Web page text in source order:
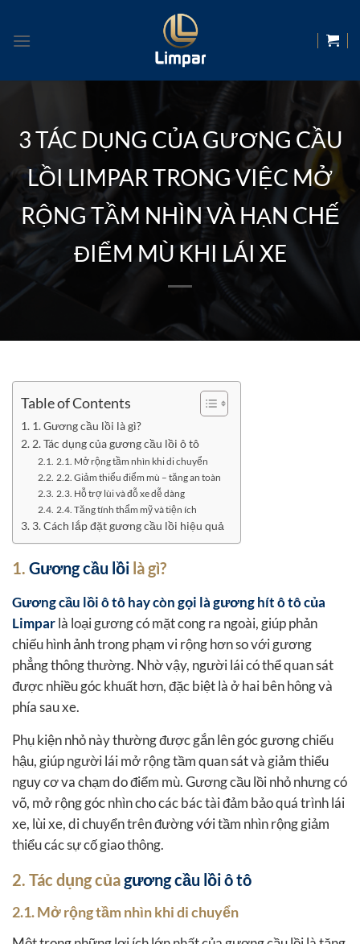
content
3 TÁC DỤNG CỦA GƯƠNG CẦU
LỒI LIMPAR TRONG VIỆC MỞ
RỘNG TẦM NHÌN VÀ HẠN CHẾ
ĐIỂM MÙ KHI LÁI XE
Table of Contents
1. Gương cầu lồi là gì?
2. Tác dụng của gương cầu lồi ô tô
2.1. Mở rộng tầm nhìn khi di chuyển
2.2. Giảm thiểu điểm mù – tăng an toàn
2.3. Hỗ trợ lùi và đỗ xe dễ dàng
2.4. Tăng tính thẩm mỹ và tiện ích
3. Cách lắp đặt gương cầu lồi hiệu quả
1. Gương cầu lồi là gì?
Gương cầu lồi ô tô hay còn gọi là gương hít ô tô của
Limpar là loại gương có mặt cong ra ngoài, giúp phản
chiếu hình ảnh trong phạm vi rộng hơn so với gương
phẳng thông thường. Nhờ vậy, người lái có thể quan sát
được nhiều góc khuất hơn, đặc biệt là ở hai bên hông và
phía sau xe.
Phụ kiện nhỏ này thường được gắn lên góc gương chiếu
hậu, giúp người lái mở rộng tầm quan sát và giảm thiểu
nguy cơ va chạm do điểm mù. Gương cầu lồi nhỏ nhưng có
võ, mở rộng góc nhìn cho các bác tài đảm bảo quá trình lái
xe, lùi xe, di chuyển trên đường với tầm nhìn rộng giảm
thiểu các sự cố giao thông.
2. Tác dụng củagương cầu lồi ô tô
2.1. Mở rộng tầm nhìn khi di chuyển